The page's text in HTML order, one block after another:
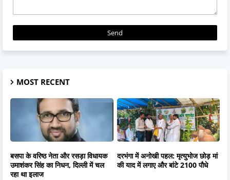
MOST RECENT
बसपा के वरिष्ठ नेता और रसड़ा विधायक
उमाशंकर सिंह का निधन, दिल्ली में चल
रहा था इलाज
दरभंगा में अनोखी पहल: मृत्युभोज छोड़ मां
की याद में लगाए और बांटे 2100 पौधे